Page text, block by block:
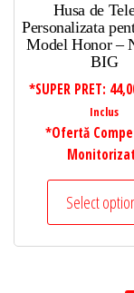
Husa de
Personalizata
Model Honor –
BIG
*SUPER PRET:
Inclus
*Ofertă
Select